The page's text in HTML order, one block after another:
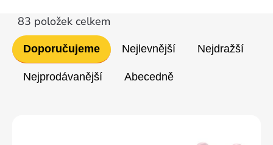
Řazení
produktů
Doporučujeme Nejlevnější Nejdražší
Nejprodávanější Abecedně
83 položek celkem